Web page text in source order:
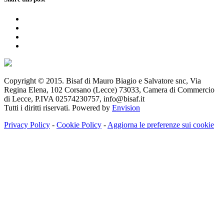
Copyright © 2015. Bisaf di Mauro Biagio e Salvatore snc, Via
Regina Elena, 102 Corsano (Lecce) 73033, Camera di Commercio
di Lecce, P.IVA 02574230757, info@bisaf.it
Tutti i diritti riservati. Powered by Envision
Privacy Policy - Cookie Policy - Aggiorna le preferenze sui cookie